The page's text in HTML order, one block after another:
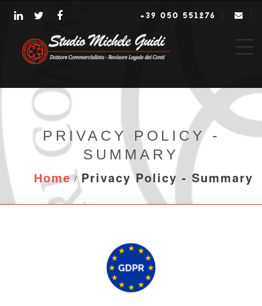
+39 050 551276
PRIVACY POLICY -
SUMMARY
Home / Privacy Policy - Summary